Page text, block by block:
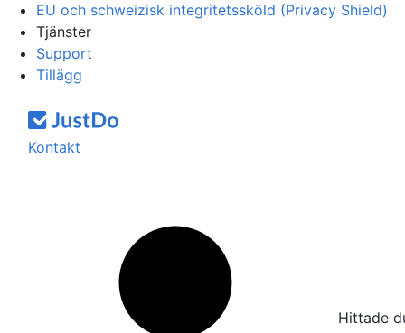
EU och schweizisk integritetssköld (Privacy Shield)
Tjänster
Support
Tillägg
Kontakt
Hittade